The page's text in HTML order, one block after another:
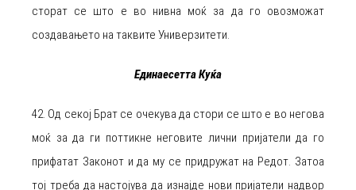
сторат се што е во нивна моќ за да го овозможат
создавањето на таквите Универзитети.
Единаесетта Куќа
42. Од секој Брат се очекува да стори се што е во негова
моќ за да ги поттикне неговите лични пријатели да го
прифатат Законот и да му се придружат на Редот. Затоа
тој треба да настојува да изнајде нови пријатели надвор